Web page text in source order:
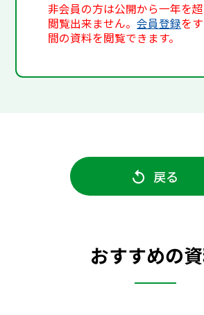
非会員の方は公開から一年を
閲覧出来ません。会員登録を
間の資料を閲覧できます。
戻る
おすすめの